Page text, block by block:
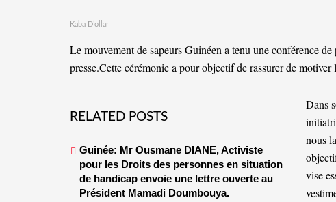
Kaba D’ollar
Le mouvement de sapeurs Guinéen a tenu une conférence
presse.Cette cérémonie a pour objectif de rassurer de
RELATED POSTS
Guinée: Mr Ousmane DIANE, Activiste
pour les Droits des personnes en situation
de handicap envoie une lettre ouverte au
Président Mamadi Doumbouya.
Dans
nous
vise